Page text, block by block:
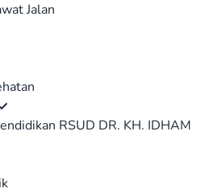
Jalan
RSUD DR. KH. IDHAM